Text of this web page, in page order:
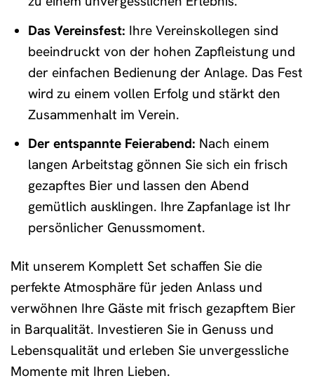
Das Vereinsfest: Ihre Vereinskollegen sind
beeindruckt von der hohen Zapfleistung und
der einfachen Bedienung der Anlage. Das Fest
wird zu einem vollen Erfolg und stärkt den
Zusammenhalt im Verein.
Der entspannte Feierabend: Nach einem
langen Arbeitstag gönnen Sie sich ein frisch
gezapftes Bier und lassen den Abend
gemütlich ausklingen. Ihre Zapfanlage ist Ihr
persönlicher Genussmoment.
Mit unserem Komplett Set schaffen Sie die
perfekte Atmosphäre für jeden Anlass und
verwöhnen Ihre Gäste mit frisch gezapftem Bier
in Barqualität. Investieren Sie in Genuss und
Lebensqualität und erleben Sie unvergessliche
Momente mit Ihren Lieben.